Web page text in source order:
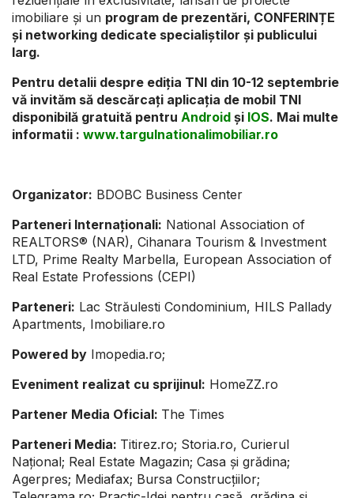
imobiliare și un program de prezentări, CONFERINȚE
și networking dedicate specialiștilor și publicului
larg.
Pentru detalii despre ediția TNI din 10-12 septembrie
vă invităm să descărcați aplicația de mobil TNI
disponibilă gratuită pentru Android și IOS. Mai multe
informatii : www.targulnationalimobiliar.ro
Organizator: BDOBC Business Center
Parteneri Internaționali: National Association of
REALTORS® (NAR), Cihanara Tourism & Investment
LTD, Prime Realty Marbella, European Association of
Real Estate Professions (CEPI)
Parteneri: Lac Străulesti Condominium, HILS Pallady
Apartments, Imobiliare.ro
Powered by Imopedia.ro;
Eveniment realizat cu sprijinul: HomeZZ.ro
Partener Media Oficial: The Times
Parteneri Media: Titirez.ro; Storia.ro, Curierul
Național; Real Estate Magazin; Casa și grădina;
Agerpres; Mediafax; Bursa Construcțiilor;